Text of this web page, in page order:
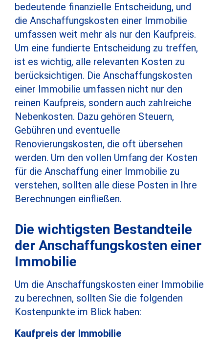
bedeutende finanzielle Entscheidung, und
die Anschaffungskosten einer Immobilie
umfassen weit mehr als nur den Kaufpreis.
Um eine fundierte Entscheidung zu treffen,
ist es wichtig, alle relevanten Kosten zu
berücksichtigen. Die Anschaffungskosten
einer Immobilie umfassen nicht nur den
reinen Kaufpreis, sondern auch zahlreiche
Nebenkosten. Dazu gehören Steuern,
Gebühren und eventuelle
Renovierungskosten, die oft übersehen
werden. Um den vollen Umfang der Kosten
für die Anschaffung einer Immobilie zu
verstehen, sollten alle diese Posten in Ihre
Berechnungen einfließen.
Die wichtigsten Bestandteile
der Anschaffungskosten einer
Immobilie
Um die Anschaffungskosten einer Immobilie
zu berechnen, sollten Sie die folgenden
Kostenpunkte im Blick haben:
Kaufpreis der Immobilie